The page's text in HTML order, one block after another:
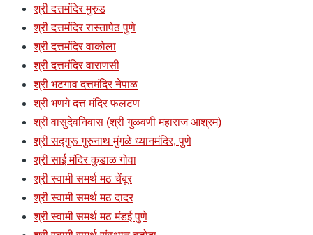
श्री दत्तमंदिर मुरुड
श्री दत्तमंदिर रास्तापेठ पुणे
श्री दत्तमंदिर वाकोला
श्री दत्तमंदिर वाराणसी
श्री भटगाव दत्तमंदिर नेपाळ
श्री भणगे दत्त मंदिर फलटण
श्री वासुदेवनिवास (श्री गुळवणी महाराज आश्रम)
श्री सद्गुरू गुरुनाथ मुंगळे ध्यानमंदिर, पुणे
श्री साई मंदिर कुडाळ गोवा
श्री स्वामी समर्थ मठ चेंबूर
श्री स्वामी समर्थ मठ दादर
श्री स्वामी समर्थ मठ मंडई पुणे